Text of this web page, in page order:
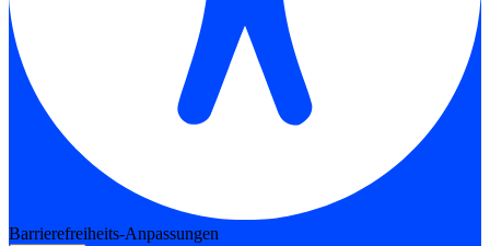
Barrierefreiheits-Anpassungen